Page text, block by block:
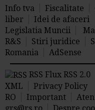
Info tva
Fiscalitate
liber
Idei de afaceri
Legislatia Muncii
R&S
Stiri juridice
Romania
AdSense
RSS Flux RSS 2.0
XML
Privacy Policy
RO
Important